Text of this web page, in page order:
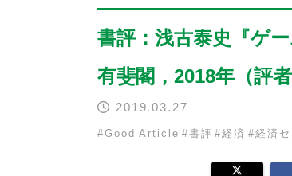
書評：浅古泰史『ゲ
有斐閣，2018年（評者
2019.03.27
#Good Article #書評 #経済 #経済